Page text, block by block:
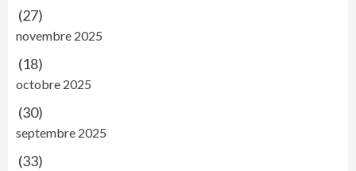
(27)
novembre 2025
(18)
octobre 2025
(30)
septembre 2025
(33)